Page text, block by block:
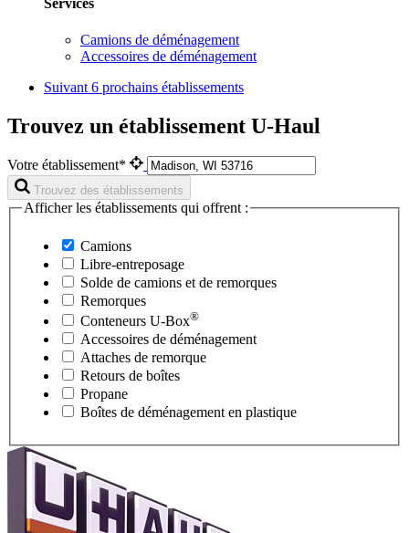
Services
Camions de déménagement
Accessoires de déménagement
Suivant 6 prochains établissements
Trouvez un établissement U-Haul
Votre établissement*
Trouvez des établissements
Afficher les établissements qui offrent :
Camions
Libre-entreposage
Solde de camions et de remorques
Remorques
Conteneurs U-Box®
Accessoires de déménagement
Attaches de remorque
Retours de boîtes
Propane
Boîtes de déménagement en plastique